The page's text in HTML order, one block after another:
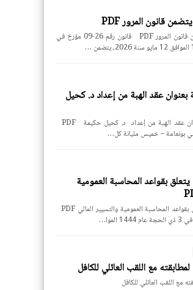
قانون رقم 26-09 يتضمن قانون المرور PDF قانون رقم 26-09 مؤرخ في
عقد الهبة من إعداد د. كحيل
بونعامة – خميس مليانة كل…
رقم 23-07، يتعلق بقواعد المحاسبة العمومية
مع اللقب العائلي للكافل
مع اللقب العائلي للكافل